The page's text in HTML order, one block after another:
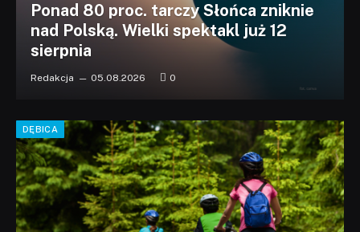
Ponad 80 proc. tarczy Słońca zniknie
nad Polską. Wielki spektakl już 12
sierpnia
Redakcja 05.08.2026 0
DĘBICA